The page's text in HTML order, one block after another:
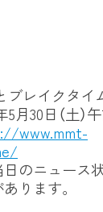
ブレイクタイ
5月30日（土）
www.mmt-
のニュース
ります。